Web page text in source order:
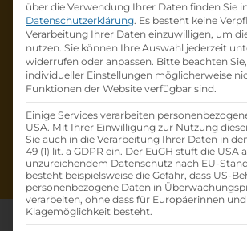
LABENE Medizin-Software
besetzt.
Firmenprofil besuchen
Andere Lehrstelle suchen
über die Verwendung Ihrer Daten finden Sie
Datenschutzerklärung. Es besteht keine
Verarbeitung Ihrer Daten einzuwilligen, um
nutzen. Sie können Ihre Auswahl jederzeit
widerrufen oder anpassen. Bitte beachten
individueller Einstellungen möglicherweise
Funktionen der Website verfügbar sind.
Einige Services verarbeiten
USA. Mit Ihrer Einwilligung zur Nutzung
Sie auch in die Verarbeitung Ihrer Daten in
49 (1) lit. a GDPR ein. Der EuGH stuft die USA
unzureichendem Datenschutz nach EU-
besteht beispielsweise die Gefahr, dass US-
personenbezogene Daten in
verarbeiten, ohne dass für Europäerinnen
Klagemöglichkeit besteht.